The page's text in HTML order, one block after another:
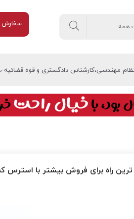
سفارش
مهندسی،کارشناس دادگستری و قوه قضائیه
راه برای فروش بیشتر با استرس